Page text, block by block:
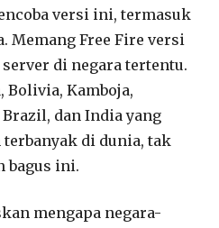
versi ini, termasuk
Memang Free Fire versi
di negara tertentu.
Bolivia, Kamboja,
dan India yang
di dunia, tak
bagus ini.
mengapa negara-